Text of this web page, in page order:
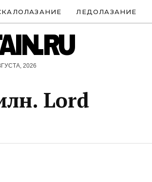
ЛЕДОЛАЗАНИЕ
2026
Lord